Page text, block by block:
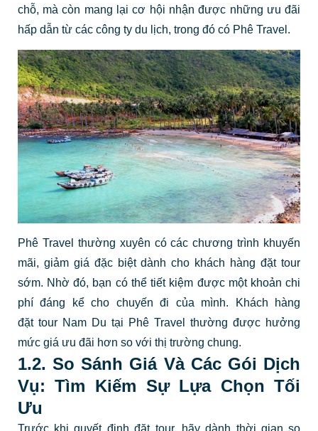
chỗ, mà còn mang lại cơ hội nhận được những ưu đãi
hấp dẫn từ các công ty du lịch, trong đó có Phê Travel.
Phê Travel thường xuyên có các chương trình khuyến
mãi, giảm giá đặc biệt dành cho khách hàng đặt tour
sớm. Nhờ đó, bạn có thể tiết kiệm được một khoản chi
phí đáng kể cho chuyến đi của mình. Khách hàng
đặt tour Nam Du tại Phê Travel thường được hưởng
mức giá ưu đãi hơn so với thị trường chung.
1.2. So Sánh Giá Và Các Gói Dịch
Vụ: Tìm Kiếm Sự Lựa Chọn Tối
Ưu